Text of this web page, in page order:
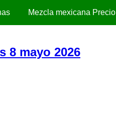
Mezcla mexicana Precio
8 mayo 2026